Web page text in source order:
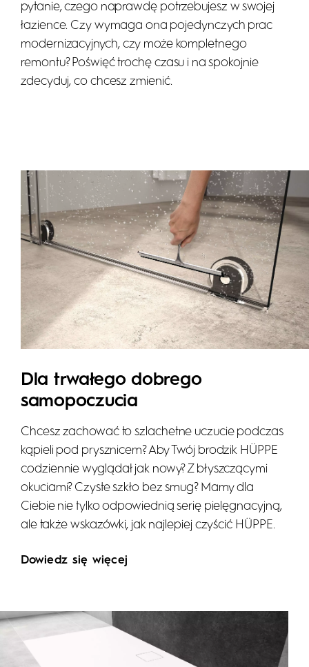
pytanie, czego naprawdę potrzebujesz w swojej
łazience. Czy wymaga ona pojedynczych prac
modernizacyjnych, czy może kompletnego
remontu? Poświęć trochę czasu i na spokojnie
zdecyduj, co chcesz zmienić.
Dla trwałego dobrego
samopoczucia
Chcesz zachować to szlachetne uczucie podczas
kąpieli pod prysznicem? Aby Twój brodzik HÜPPE
codziennie wyglądał jak nowy? Z błyszczącymi
okuciami? Czyste szkło bez smug? Mamy dla
Ciebie nie tylko odpowiednią serię pielęgnacyjną,
ale także wskazówki, jak najlepiej czyścić HÜPPE.
Dowiedz się więcej